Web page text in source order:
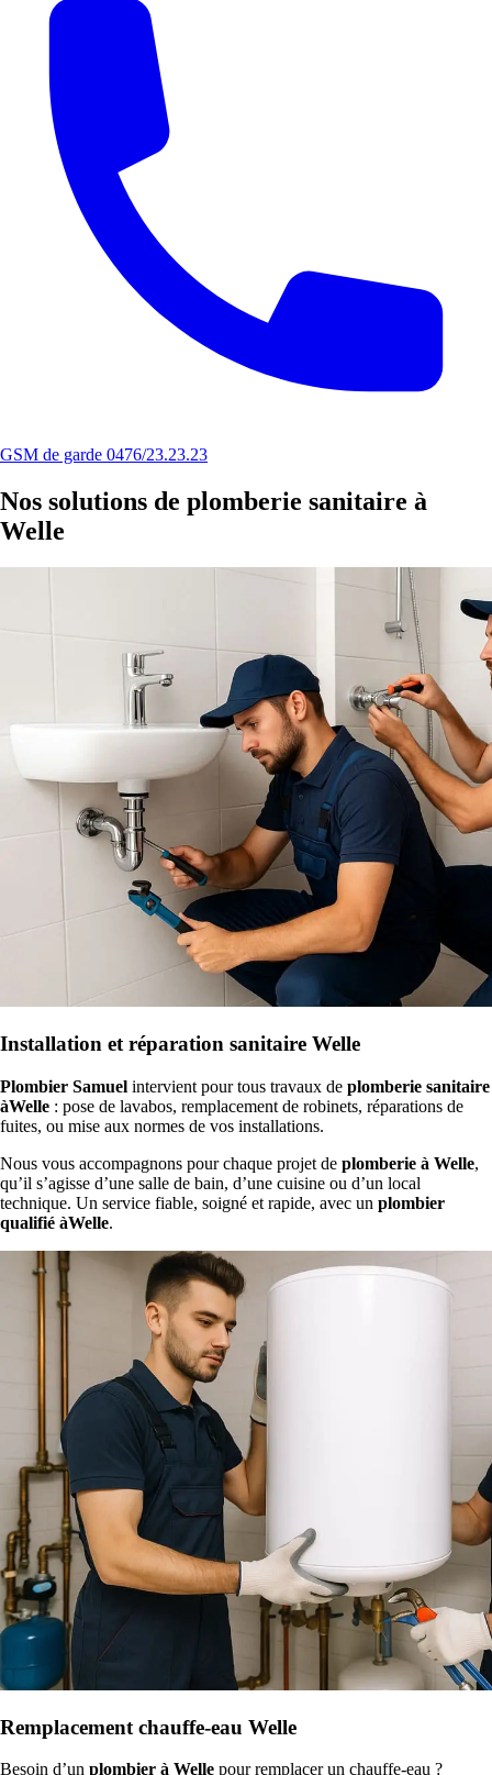
GSM de garde 0476/23.23.23
Nos solutions de plomberie sanitaire à
Welle
Installation et réparation sanitaire Welle
Plombier Samuel intervient pour tous travaux de plomberie sanitaire
àWelle : pose de lavabos, remplacement de robinets, réparations de
fuites, ou mise aux normes de vos installations.
Nous vous accompagnons pour chaque projet de plomberie à Welle,
qu’il s’agisse d’une salle de bain, d’une cuisine ou d’un local
technique. Un service fiable, soigné et rapide, avec un plombier
qualifié àWelle.
Remplacement chauffe-eau Welle
Besoin d’un plombier à Welle pour remplacer un chauffe-eau ?